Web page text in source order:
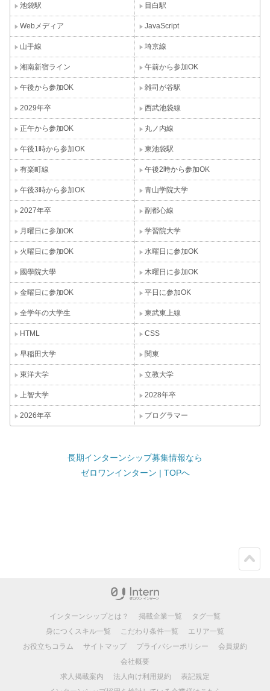
池袋駅 目白駅
Webメディア JavaScript
山手線 埼京線
湘南新宿ライン 午前から参加OK
午後から参加OK 雑司が谷駅
2029年卒 西武池袋線
正午から参加OK 丸ノ内線
午後1時から参加OK 東池袋駅
有楽町線 午後2時から参加OK
午後3時から参加OK 青山学院大学
2027年卒 副都心線
月曜日に参加OK 学習院大学
火曜日に参加OK 水曜日に参加OK
國學院大學 木曜日に参加OK
金曜日に参加OK 平日に参加OK
全学年の大学生 東武東上線
HTML CSS
早稲田大学 関東
東洋大学 立教大学
上智大学 2028年卒
2026年卒 プログラマー
長期インターンシップ募集情報なら
ゼロワンインターン | TOPへ
インターンシップとは？ 掲載企業一覧
タグ一覧
身につくスキル一覧
こだわり条件一覧
エリア一覧
お役立ちコラム
サイトマップ プライバシーポリシー
会員規約
会社概要
求人掲載案内
法人向け利用規約
表記規定